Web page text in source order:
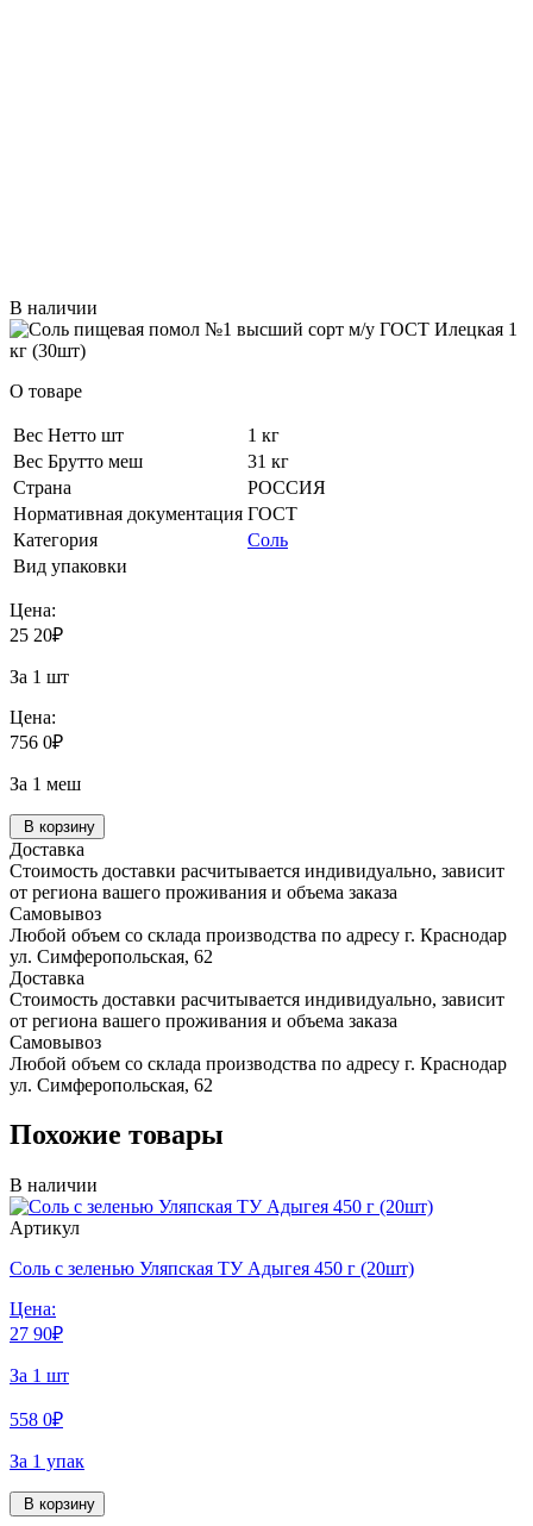
В наличии
О товаре
Вес Нетто шт
1 кг
Вес Брутто меш
31 кг
Страна
РОССИЯ
Нормативная документация ГОСТ
Категория
Соль
Вид упаковки
Цена:
25 20₽
За 1 шт
Цена:
756 0₽
За 1 меш
В корзину
Доставка
Стоимость доставки расчитывается индивидуально, зависит
от региона вашего проживания и объема заказа
Самовывоз
Любой объем со склада производства по адресу г. Краснодар
ул. Симферопольская, 62
Доставка
Стоимость доставки расчитывается индивидуально, зависит
от региона вашего проживания и объема заказа
Самовывоз
Любой объем со склада производства по адресу г. Краснодар
ул. Симферопольская, 62
Похожие товары
В наличии
Артикул
Соль с зеленью Уляпская ТУ Адыгея 450 г (20шт)
Цена:
27 90₽
За 1 шт
558 0₽
За 1 упак
В корзину